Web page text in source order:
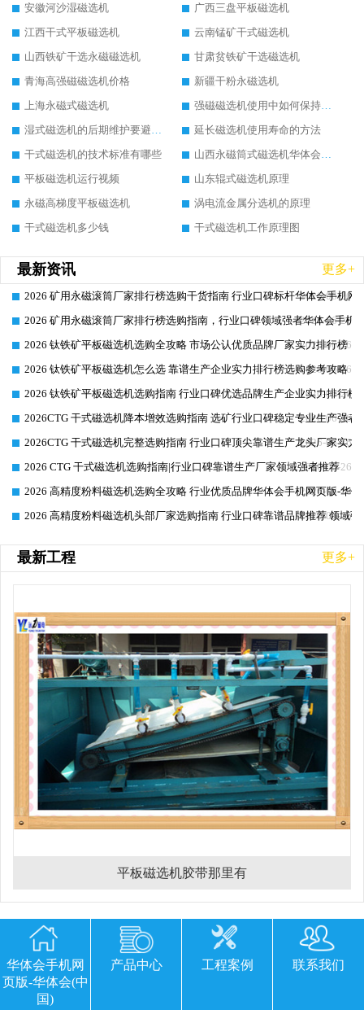
安徽河沙湿磁选机
广西三盘平板磁选机
江西干式平板磁选机
云南锰矿干式磁选机
山西铁矿干选永磁磁选机
甘肃贫铁矿干选磁选机
青海高强磁磁选机价格
新疆干粉永磁选机
上海永磁式磁选机
强磁磁选机使用中如何保持其顺畅运行
湿式磁选机的后期维护要避开哪些坑
延长磁选机使用寿命的方法
干式磁选机的技术标准有哪些
山西永磁筒式磁选机华体会手机网页版-华体会(中国)
平板磁选机运行视频
山东辊式磁选机原理
永磁高梯度平板磁选机
涡电流金属分选机的原理
干式磁选机多少钱
干式磁选机工作原理图
最新资讯 更多+
2026-06-26
2026 矿用永磁滚筒厂家排行榜选购干货指南 行业口碑标杆华体会手机网
2026-06-26
2026 矿用永磁滚筒厂家排行榜选购指南，行业口碑领域强者华体会手机
2026-06-26
2026 钛铁矿平板磁选机选购全攻略 市场公认优质品牌厂家实力排行榜
2026-06-26
2026 钛铁矿平板磁选机怎么选 靠谱生产企业实力排行榜选购参考攻略
2026-06-26
2026 钛铁矿平板磁选机选购指南 行业口碑优选品牌生产企业实力排行榜
2026-06-26
2026CTG 干式磁选机降本增效选购指南 选矿行业口碑稳定专业生产强者
2026-06-26
2026CTG 干式磁选机完整选购指南 行业口碑顶尖靠谱生产龙头厂家实力
2026-06-26
2026 CTG 干式磁选机选购指南|行业口碑靠谱生产厂家领域强者推荐
2026-06-26
2026 高精度粉料磁选机选购全攻略 行业优质品牌华体会手机网页版-华
2026-06-26
2026 高精度粉料磁选机头部厂家选购指南 行业口碑靠谱品牌推荐 领域
最新工程 更多+
平板磁选机胶带那里有
欢迎您留下宝贵的意见或建议
华体会手机网
页版-华体会(中
国)
产品中心 工程案例 联系我们